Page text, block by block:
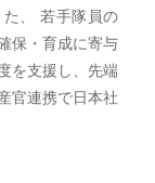
、 若手隊員の
保・育成に寄与
を支援し、先端
官連携で日本社